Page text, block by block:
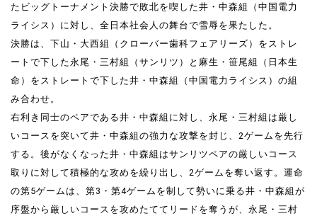
たビッグトーナメント決勝で敗北を喫した井・中森組（中国電力
ライシス）に対し、全日本社会人の舞台で雪辱を果たした。
決勝は、下山・大西組（クローバー歯科フェアリーズ）をストレ
ートで下した永尾・三村組（サンリツ）と麻生・笹尾組（日本生
命）をストレートで下した井・中森組（中国電力ライシス）の組
み合わせ。
右利き同士のペアである井・中森組に対し、永尾・三村組は厳し
いコースを突いて井・中森組の強力な攻撃を封じ、2ゲームを先行
する。後がなくなった井・中森組はサンリツペアの厳しいコース
取りに対して積極的な攻めを繰り出し、2ゲームを奪い返す。運命
の第5ゲームは、第3・第4ゲームを制して勢いに乗る井・中森組が
序盤から厳しいコースを攻めたててリードを奪うが、永尾・三村